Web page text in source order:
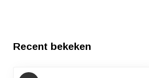
Recent bekeken